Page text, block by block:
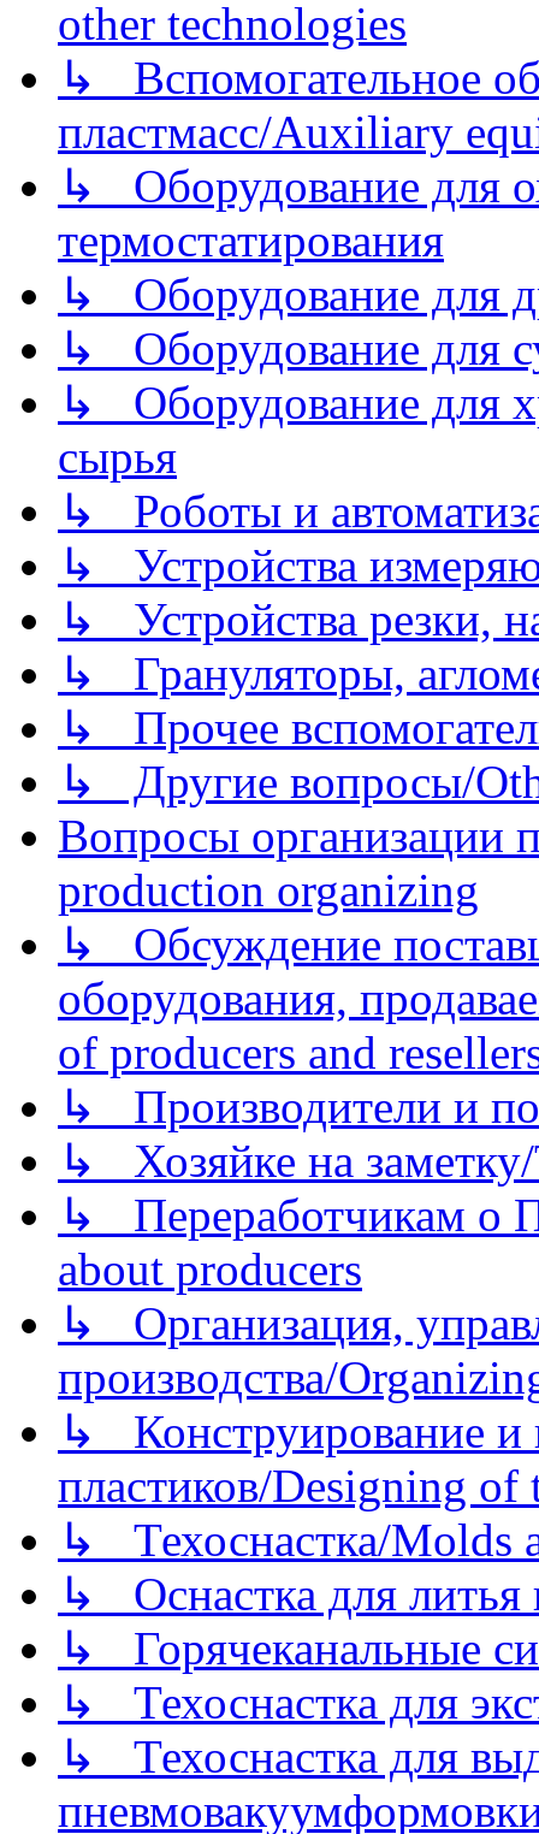
other technologies
↳ Вспомогательное
пластмасс/Auxiliary
↳ Оборудование для
термостатирования
↳ Оборудование для
↳ Оборудование для
↳ Оборудование для
сырья
↳ Роботы и
↳ Устройства
↳ Устройства резки,
↳ Грануляторы,
↳ Прочее
↳ Другие вопросы/
Вопросы организации
production organizing
↳ Обсуждение
оборудования,
of producers and
↳ Производители и
↳ Хозяйке на
↳ Переработчикам о
about producers
↳ Организация,
производства/
↳ Конструирование и
пластиков/Designing of
↳ Техоснастка/Molds
↳ Оснастка для литья
↳ Горячеканальные
↳ Техоснастка для
↳ Техоснастка для